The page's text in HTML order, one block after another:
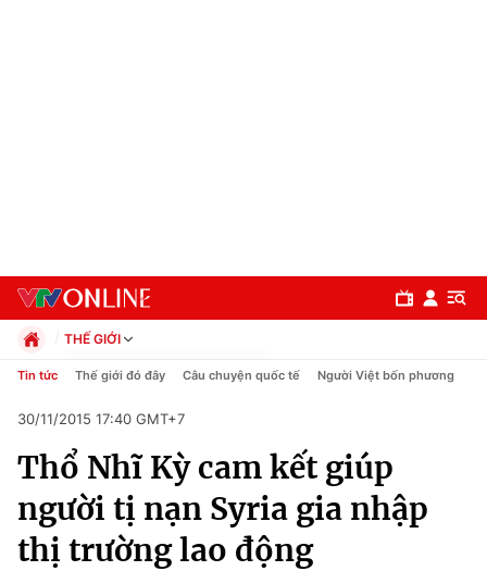
Chuyên mục
Chính trị
Xã hội
THẾ GIỚI
Chính trị
Pháp luật
Kinh tế
Thể thao
Truyền hình
Văn hóa - Giải trí
Tin tức Thế giới đó đây Câu chuyện quốc tế Người Việt bốn phương
30/11/2015 17:40 GMT+7
Thổ Nhĩ Kỳ cam kết giúp
người tị nạn Syria gia nhập
thị trường lao động